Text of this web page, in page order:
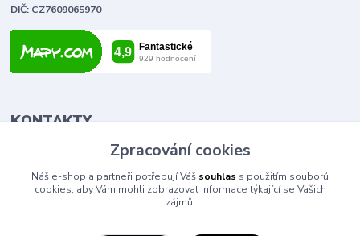
DIČ: CZ7609065970
KONTAKTY
Tomáš Vlček
+420 702 090 443
volejte od 9,00 - 20,00 hod
info@elektromaterial.cz
Zpracování cookies
Náš e-shop a partneři potřebují Váš souhlas s použitím souborů
cookies, aby Vám mohli zobrazovat informace týkající se Vašich
zájmů.